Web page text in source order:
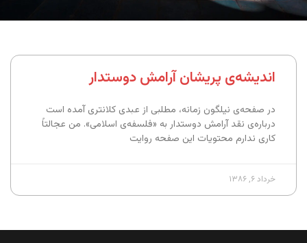
اندیشه‌ی پریشان آرامش دوستدار
در صفحه‌ی نیلگون زمانه، مطلبی از عبدی کلانتری آمده است
درباره‌ی نقد آرامش دوستدار به «فلسفه‌ی اسلامی». من عجالتاً
کاری ندارم محتویات این صفحه روایت
خرداد ۶, ۱۳۸۶